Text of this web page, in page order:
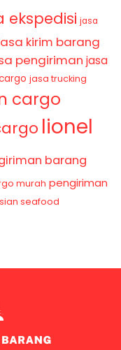
ekspedisi jasa
kirim barang
pengiriman jasa
jasa trucking
cargo
lionel
barang
murah pengiriman
seafood